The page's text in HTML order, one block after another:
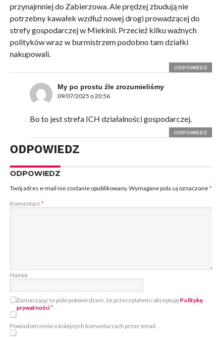
przynajmniej do Zabierzowa. Ale prędzej zbudują nie
potrzebny kawałek wzdłuż nowej drogi prowadzącej do
strefy gospodarczej w Miekinii. Przecież kilku ważnych
polityków wraz w burmistrzem podobno tam działki
nakupowali.
ODPOWIEDZ
My po prostu źle zrozumieliśmy
09/07/2025 o 20:56
Bo to jest strefa ICH działalności gospodarczej.
ODPOWIEDZ
ODPOWIEDZ
ODPOWIEDZ
Twój adres e-mail nie zostanie opublikowany. Wymagane pola są oznaczone*
Komentarz *
Nazwa
Zaznaczając to pole potwierdzam, że przeczytałem i akceptuję Politykę
prywatności*
Powiadom mnie o kolejnych komentarzach przez email.